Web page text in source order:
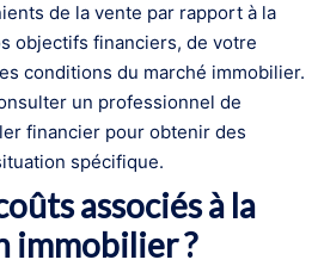
de la vente par rapport à la
objectifs financiers, de votre
conditions du marché immobilier.
un professionnel de
financier pour obtenir des
spécifique.
associés à la
immobilier ?